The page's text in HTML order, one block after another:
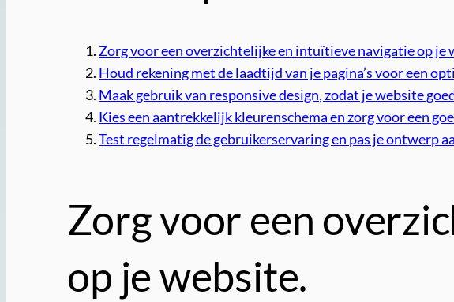
Zorg voor een overzichtelijke en intuïtieve navigatie op je
Houd rekening met de laadtijd van je pagina’s voor een
Maak gebruik van responsive design, zodat je website
Kies een aantrekkelijk kleurenschema en zorg voor een
Test regelmatig de gebruikerservaring en pas je ontwerp
Zorg voor een
op je website.